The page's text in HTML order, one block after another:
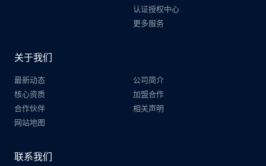
认证授权中心
更多服务
关于我们
最新动态
公司简介
核心资质
加盟合作
合作伙伴
相关声明
网站地图
联系我们